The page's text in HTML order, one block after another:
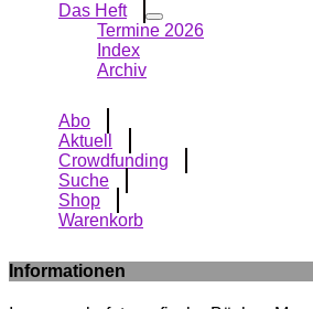
Das Heft
Termine 2026
Index
Archiv
Abo
Aktuell
Crowdfunding
Suche
Shop
Warenkorb
Informationen